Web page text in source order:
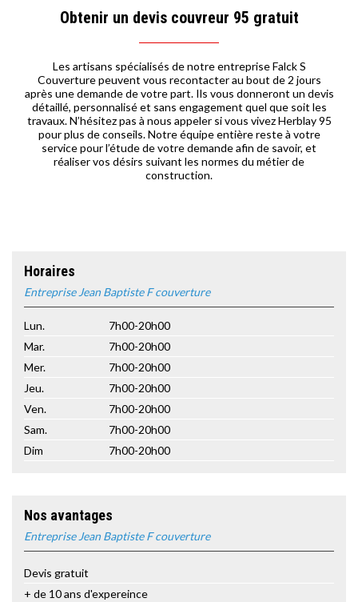
Obtenir un devis couvreur 95 gratuit
Les artisans spécialisés de notre entreprise Falck S
Couverture peuvent vous recontacter au bout de 2 jours
après une demande de votre part. Ils vous donneront un devis
détaillé, personnalisé et sans engagement quel que soit les
travaux. N’hésitez pas à nous appeler si vous vivez Herblay 95
pour plus de conseils. Notre équipe entière reste à votre
service pour l’étude de votre demande afin de savoir, et
réaliser vos désirs suivant les normes du métier de
construction.
Horaires
Entreprise Jean Baptiste F couverture
Lun.
7h00-20h00
Mar.
7h00-20h00
Mer.
7h00-20h00
Jeu.
7h00-20h00
Ven.
7h00-20h00
Sam.
7h00-20h00
Dim
7h00-20h00
Nos avantages
Entreprise Jean Baptiste F couverture
Devis gratuit
+ de 10 ans d'expereince